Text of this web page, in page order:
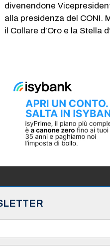
divenendone
alla presidenza del CONI.
il Collare d’Oro e la Stella